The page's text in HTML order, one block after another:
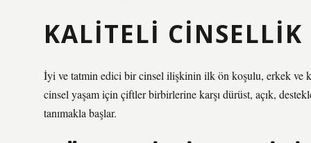
KALITELI CINSELLIK
İyi ve tatmin edici bir cinsel ilişkinin ilk ön koşulu, erkek ve
cinsel yaşam için çiftler birbirlerine karşı dürüst, açık,
tanımakla başlar.